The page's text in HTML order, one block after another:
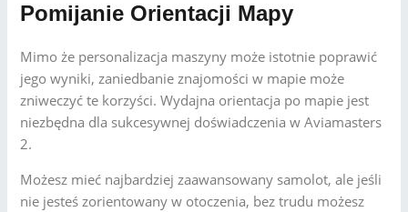
Pomijanie Orientacji Mapy
Mimo że personalizacja maszyny może istotnie poprawić
jego wyniki, zaniedbanie znajomości w mapie może
zniweczyć te korzyści. Wydajna orientacja po mapie jest
niezbędna dla sukcesywnej doświadczenia w Aviamasters
2.
Możesz mieć najbardziej zaawansowany samolot, ale jeśli
nie jesteś zorientowany w otoczenia, bez trudu możesz